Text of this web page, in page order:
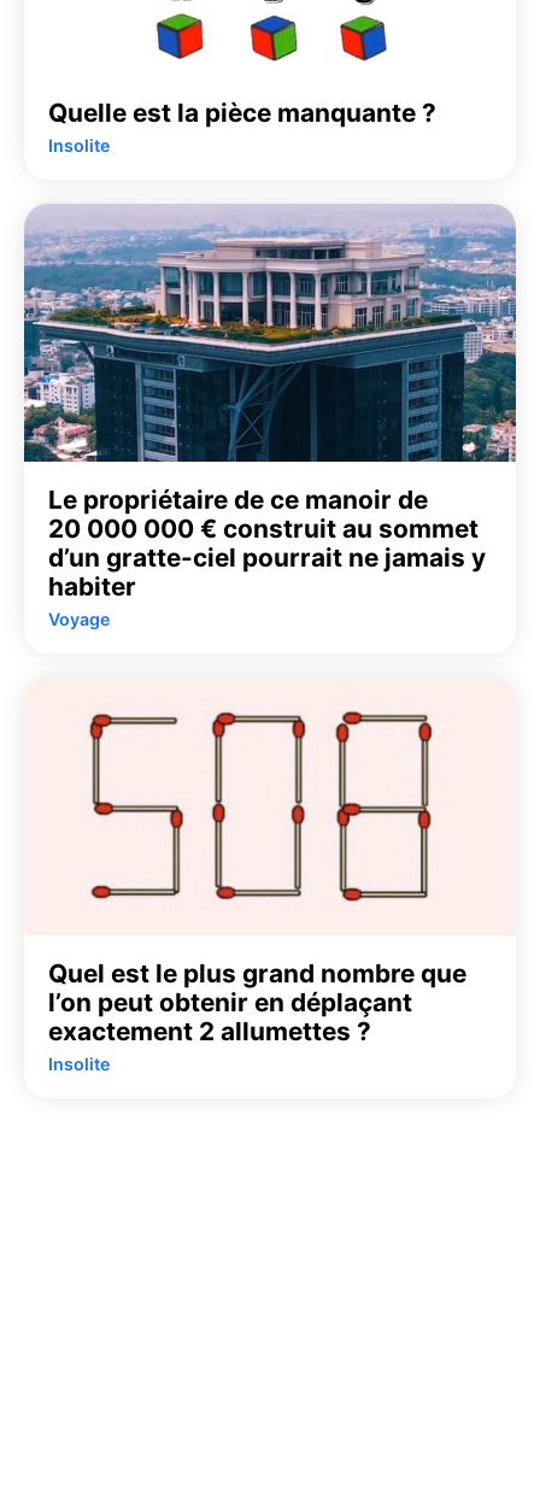
Quelle est la pièce manquante ?
Insolite
Le propriétaire de ce manoir de
20 000 000 € construit au sommet
d’un gratte-ciel pourrait ne jamais y
habiter
Voyage
Quel est le plus grand nombre que
l’on peut obtenir en déplaçant
exactement 2 allumettes ?
Insolite